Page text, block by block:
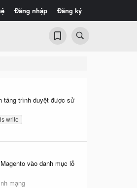
Đăng nhập Đăng ký
tảng trình duyệt được sử
write
vào danh mục lỗ
mạng